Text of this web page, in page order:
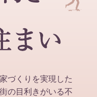
づくりを実現した
の目利きがいる不